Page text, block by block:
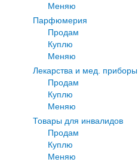
Меняю
Парфюмерия
Продам
Куплю
Меняю
Лекарства и мед. приборы
Продам
Куплю
Меняю
Товары для инвалидов
Продам
Куплю
Меняю